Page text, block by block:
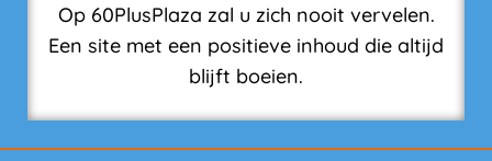
Op 60PlusPlaza zal u zich nooit vervelen.
Een site met een positieve inhoud die altijd
blijft boeien.